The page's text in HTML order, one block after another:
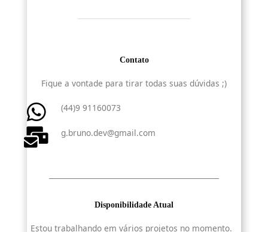
Contato
Fique a vontade para tirar todas suas dúvidas ;)
(44)9 91160073
g.bruno.dev@gmail.com
Disponibilidade Atual
Estou trabalhando em vários projetos no momento.